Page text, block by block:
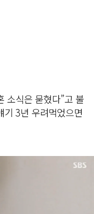
소식은 묻혔다”고 불
기 3년 우려먹었으면